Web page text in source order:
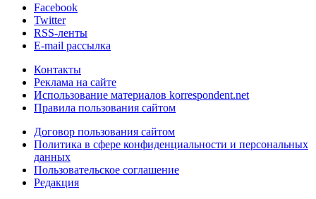
Facebook
Twitter
RSS-ленты
E-mail рассылка
Контакты
Реклама на сайте
Использование материалов korrespondent.net
Правила пользования сайтом
Договор пользования сайтом
Политика в сфере конфиденциальности и персональных
данных
Пользовательское соглашение
Редакция